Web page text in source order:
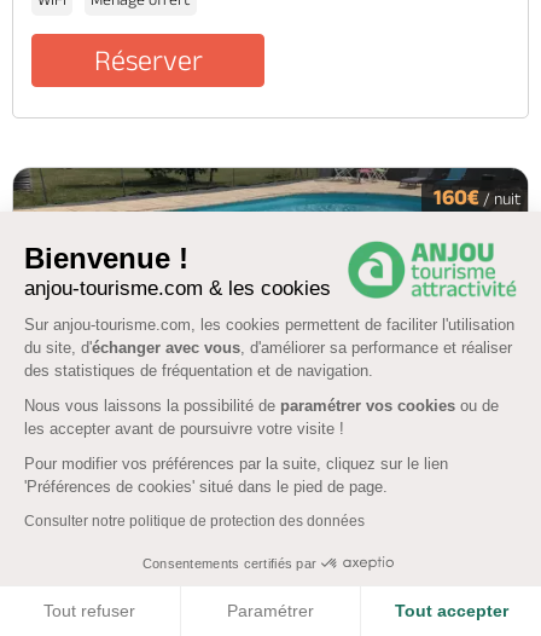
Bienvenue !
anjou-tourisme.com & les cookies
Sur anjou-tourisme.com, les cookies permettent de faciliter l'utilisation
du site, d'échanger avec vous, d'améliorer sa performance et réaliser
des statistiques de fréquentation et de navigation.
Nous vous laissons la possibilité de paramétrer vos cookies ou de
les accepter avant de poursuivre votre visite !
Pour modifier vos préférences par la suite, cliquez sur le lien
'Préférences de cookies' situé dans le pied de page.
Consulter notre politique de protection des données
Consentements certifiés par
Tout refuser Paramétrer Tout accepter
Réserver
BECON LES GRANITS
160€ / nuit
Gîte tout équipé avec jardin et pisicine à